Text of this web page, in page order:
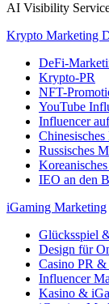
AI Visibility
Krypto Marketing
DeFi-
Krypto-PR
NFT-
YouTube
Influencer
Russisches
IEO an den
iGaming Marketing
Glücksspiel
Design für
Casino PR &
Influencer
Kasino &